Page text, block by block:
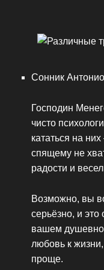
Сонник
Господин
чисто
кататься на
спящему не
радости и
Возможно, вы
серьёзно, и это
вашем
любовь к
проще.